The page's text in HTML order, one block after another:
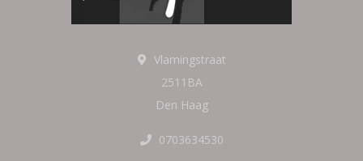
Vlamingstraat
2511BA
Den Haag
0703634530